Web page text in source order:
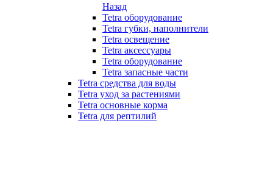
Назад
Tetra оборудование
Tetra губки, наполнители
Tetra освещение
Tetra аксессуары
Tetra оборудование
Tetra запасные части
Tetra средства для воды
Tetra уход за растениями
Tetra основные корма
Tetra для рептилий